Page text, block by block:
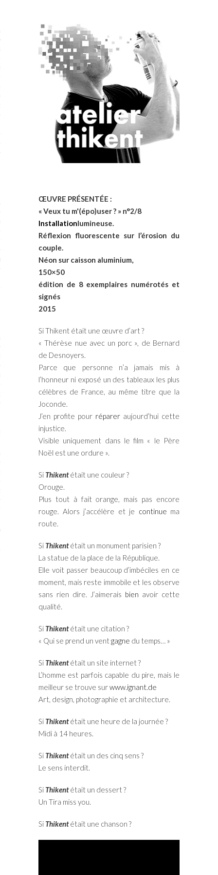
2019
2017
2016
PARISARTISTES # 2016
PARISARTISTES # 2015
DON
ŒUVRE PRÉSENTÉE :
« Veux tu m'(épo)user ? » n°2/8
Installationlumineuse.
Réflexion fluorescente sur l’érosion du
couple.
Néon sur caisson aluminium,
150×50
édition de 8 exemplaires numérotés et
signés
2015
Si Thikent était une œuvre d’art ?
« Thérèse nue avec un porc », de Bernard
de Desnoyers.
Parce que personne n’a jamais mis à
l’honneur ni exposé un des tableaux les plus
célèbres de France, au même titre que la
Joconde.
J’en profite pour réparer aujourd’hui cette
injustice.
Visible uniquement dans le film « le Père
Noël est une ordure ».
Si Thikentétait une couleur ?
Orouge.
Plus tout à fait orange, mais pas encore
rouge. Alors j’accélère et je continue ma
route.
Si Thikentétait un monument parisien ?
La statue de la place de la République.
Elle voit passer beaucoup d’imbéciles en ce
moment, mais reste immobile et les observe
sans rien dire. J’aimerais bien avoir cette
qualité.
Si Thikentétait une citation ?
« Qui se prend un ventgagne du temps… »
Si Thikentétait un site internet ?
L’homme est parfois capable du pire, mais le
meilleur se trouve surwww.ignant.de
Art, design, photographie et architecture.
Si Thikent était une heure de la journée ?
Midi à 14 heures.
Si Thikent était un des cinq sens ?
Le sens interdit.
Si Thikentétait un dessert ?
Un Tira miss you.
Si Thikent était une chanson ?